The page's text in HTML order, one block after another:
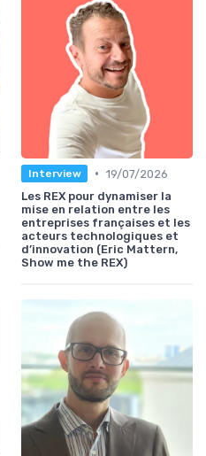
Interview • 19/07/2026
Les REX pour dynamiser la
mise en relation entre les
entreprises françaises et les
acteurs technologiques et
d’innovation (Eric Mattern,
Show me the REX)